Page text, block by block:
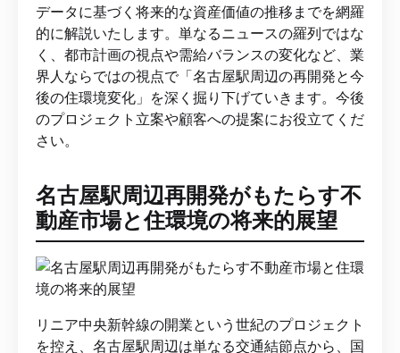
データに基づく将来的な資産価値の推移までを網羅
的に解説いたします。単なるニュースの羅列ではな
く、都市計画の視点や需給バランスの変化など、業
界人ならではの視点で「名古屋駅周辺の再開発と今
後の住環境変化」を深く掘り下げていきます。今後
のプロジェクト立案や顧客への提案にお役立てくだ
さい。
名古屋駅周辺再開発がもたらす不
動産市場と住環境の将来的展望
リニア中央新幹線の開業という世紀のプロジェクト
を控え、名古屋駅周辺は単なる交通結節点から、国